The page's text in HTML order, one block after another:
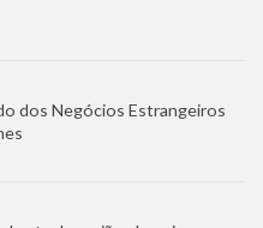
dos Negócios Estrangeiros